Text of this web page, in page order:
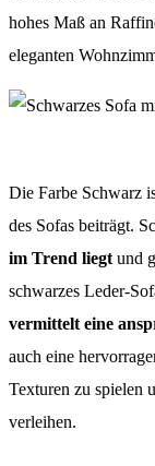
hohes Maß an
eleganten
Die Farbe Schwarz
des Sofas beiträgt.
im Trend liegt und
schwarzes Leder-
vermittelt eine
auch eine
Texturen zu spielen
verleihen.